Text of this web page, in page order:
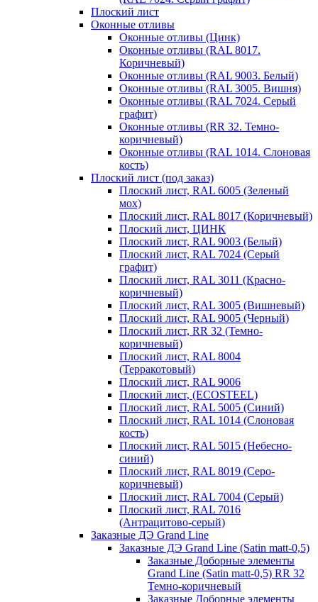
Плоский лист
Оконные отливы
Оконные отливы (Цинк)
Оконные отливы (RAL 8017.
Коричневый)
Оконные отливы (RAL 9003. Белый)
Оконные отливы (RAL 3005. Вишня)
Оконные отливы (RAL 7024. Серый
графит)
Оконные отливы (RR 32. Темно-
коричневый)
Оконные отливы (RAL 1014. Слоновая
кость)
Плоский лист (под заказ)
Плоский лист, RAL 6005 (Зеленый
мох)
Плоский лист, RAL 8017 (Коричневый)
Плоский лист, ЦИНК
Плоский лист, RAL 9003 (Белый)
Плоский лист, RAL 7024 (Серый
графит)
Плоский лист, RAL 3011 (Красно-
коричневый)
Плоский лист, RAL 3005 (Вишневый)
Плоский лист, RAL 9005 (Черный)
Плоский лист, RR 32 (Темно-
коричневый)
Плоский лист, RAL 8004
(Терракотовый)
Плоский лист, RAL 9006
Плоский лист, (ECOSTEEL)
Плоский лист, RAL 5005 (Синий)
Плоский лист, RAL 1014 (Слоновая
кость)
Плоский лист, RAL 5015 (Небесно-
синий)
Плоский лист, RAL 8019 (Серо-
коричневый)
Плоский лист, RAL 7004 (Серый)
Плоский лист, RAL 7016
(Антрацитово-серый)
Заказные ДЭ Grand Line
Заказные ДЭ Grand Line (Satin matt-0,5)
Заказные Доборные элементы
Grand Line (Satin matt-0,5) RR 32
Темно-коричневый
Заказные Доборные элементы